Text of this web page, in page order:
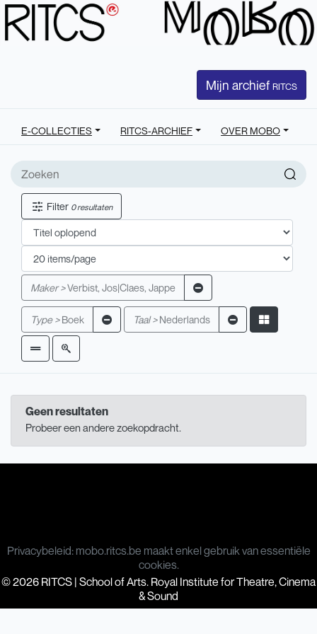
Mijn archief RITCS
E-COLLECTIES RITCS-ARCHIEF OVER MOBO
Filter 0 resultaten
Maker >Verbist, Jos|Claes, Jappe
Type > Boek Taal > Nederlands
Geen resultaten
Probeer een andere zoekopdracht.
Privacybeleid: mobo.ritcs.be maakt enkel gebruik van essentiële
cookies.
© 2026 RITCS | School of Arts. Royal Institute for Theatre, Cinema
& Sound